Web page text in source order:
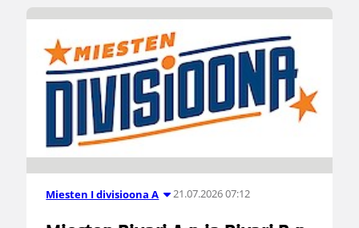
Miesten I divisioona A 21.07.2026 07:12